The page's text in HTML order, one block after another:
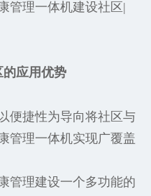
管理一体机建设社区|
的应用优势
便捷性为导向将社区与
管理一体机实现广覆盖
管理建设一个多功能的